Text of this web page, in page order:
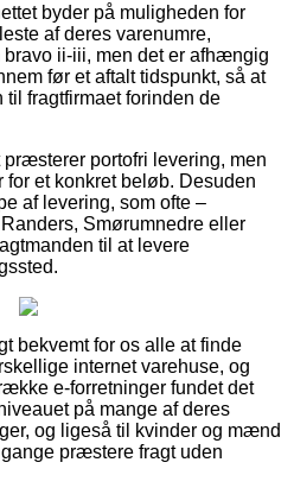
byder på muligheden for
af deres varenumre,
ii-iii, men det er afhængig
før et aftalt tidspunkt, så at
til fragtfirmaet forinden de
portofri levering, men
for et konkret beløb. Desuden
af levering, som ofte –
Smørumnedre eller
til at levere
bekvemt for os alle at finde
internet varehuse, og
e-forretninger fundet det
på mange af deres
og ligeså til kvinder og mænd
præstere fragt uden